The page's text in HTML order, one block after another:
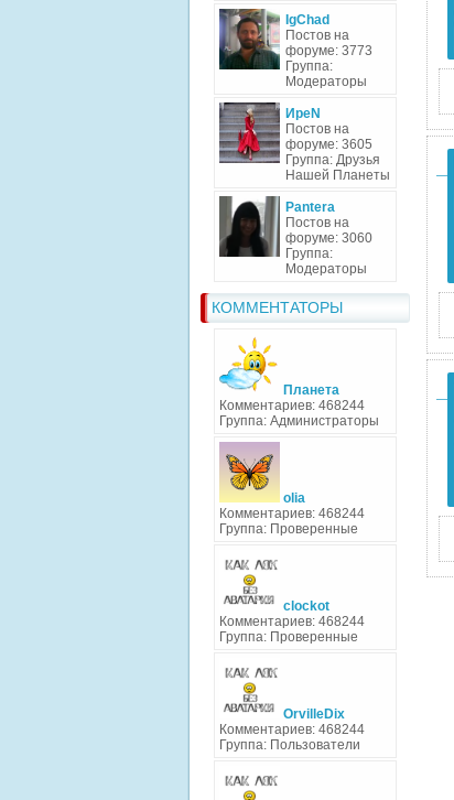
IgChad
Постов на
форуме: 3773
Группа:
Модераторы
ИреN
Постов на
форуме: 3605
Группа: Друзья
Нашей Планеты
Pantera
Постов на
форуме: 3060
Группа:
Модераторы
КОММЕНТАТОРЫ
Планета
Комментариев: 468244
Группа: Администраторы
olia
Комментариев: 468244
Группа: Проверенные
clockot
Комментариев: 468244
Группа: Проверенные
OrvilleDix
Комментариев: 468244
Группа: Пользователи